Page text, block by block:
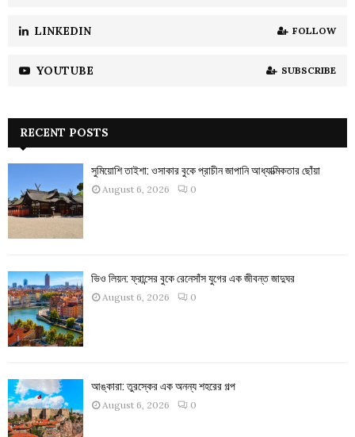
LINKEDIN FOLLOW
YOUTUBE SUBSCRIBE
RECENT POSTS
সুমিয়োশি তাইশা: ওসাকার বুকে প্রাচীন জাপানি আধ্যাত্মিকতার ছোঁয়া
August 6, 2026 0
ভিও লিয়ন: ফ্রান্সের বুকে রেনেসাঁস যুগের এক জীবন্ত জাদুঘর
August 6, 2026 0
আঙ্কারা: তুরস্কের এক অনন্য শহরের গল্প
August 6, 2026 0